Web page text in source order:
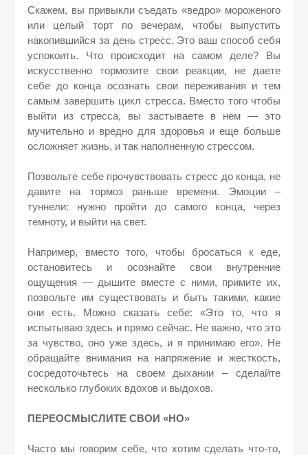
Скажем, вы привыкли съедать «ведро» мороженого
или целый торт по вечерам, чтобы выпустить
накопившийся за день стресс. Это ваш способ себя
успокоить. Что происходит на самом деле? Вы
искусственно тормозите свои реакции, не даете
себе до конца осознать свои переживания и тем
самым завершить цикл стресса. Вместо того чтобы
выйти из стресса, вы застываете в нем — это
мучительно и вредно для здоровья и еще больше
осложняет жизнь, и так наполненную стрессом.
Позвольте себе прочувствовать стресс до конца, не
давите на тормоз раньше времени. Эмоции –
туннели: нужно пройти до самого конца, через
темноту, и выйти на свет.
Например, вместо того, чтобы бросаться к еде,
остановитесь и осознайте свои внутренние
ощущения — дышите вместе с ними, примите их,
позвольте им существовать и быть такими, какие
они есть. Можно сказать себе: «Это то, что я
испытываю здесь и прямо сейчас. Не важно, что это
за чувство, оно уже здесь, и я принимаю его». Не
обращайте внимания на напряжение и жесткость,
сосредоточьтесь на своем дыхании – сделайте
несколько глубоких вдохов и выдохов.
ПЕРЕОСМЫСЛИТЕ СВОИ «НО»
Часто мы говорим себе, что хотим сделать что-то,